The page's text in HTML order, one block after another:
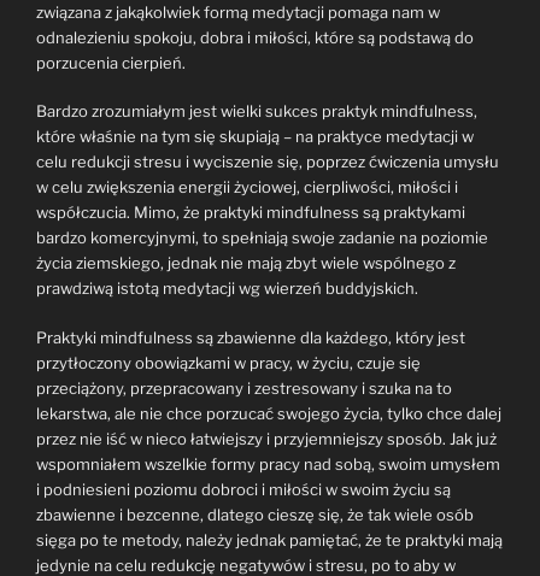
związana z jakąkolwiek formą medytacji pomaga nam w
odnalezieniu spokoju, dobra i miłości, które są podstawą do
porzucenia cierpień.
Bardzo zrozumiałym jest wielki sukces praktyk mindfulness,
które właśnie na tym się skupiają – na praktyce medytacji w
celu redukcji stresu i wyciszenie się, poprzez ćwiczenia umysłu
w celu zwiększenia energii życiowej, cierpliwości, miłości i
współczucia. Mimo, że praktyki mindfulness są praktykami
bardzo komercyjnymi, to spełniają swoje zadanie na poziomie
życia ziemskiego, jednak nie mają zbyt wiele wspólnego z
prawdziwą istotą medytacji wg wierzeń buddyjskich.
Praktyki mindfulness są zbawienne dla każdego, który jest
przytłoczony obowiązkami w pracy, w życiu, czuje się
przeciążony, przepracowany i zestresowany i szuka na to
lekarstwa, ale nie chce porzucać swojego życia, tylko chce dalej
przez nie iść w nieco łatwiejszy i przyjemniejszy sposób. Jak już
wspomniałem wszelkie formy pracy nad sobą, swoim umysłem
i podniesieni poziomu dobroci i miłości w swoim życiu są
zbawienne i bezcenne, dlatego cieszę się, że tak wiele osób
sięga po te metody, należy jednak pamiętać, że te praktyki mają
jedynie na celu redukcję negatywów i stresu, po to aby w